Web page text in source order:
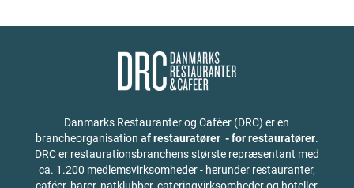
Danmarks Restauranter og Caféer (DRC) er en
brancheorganisation af restauratører - for restauratører.
DRC er restaurationsbranchens største repræsentant med
ca. 1.200 medlemsvirksomheder - herunder restauranter,
caféer, barer, natklubber, cateringvirksomheder og hoteller